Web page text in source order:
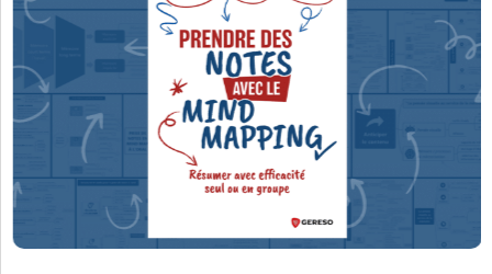
MEILLEURS TÉLÉCHARGEMENTS